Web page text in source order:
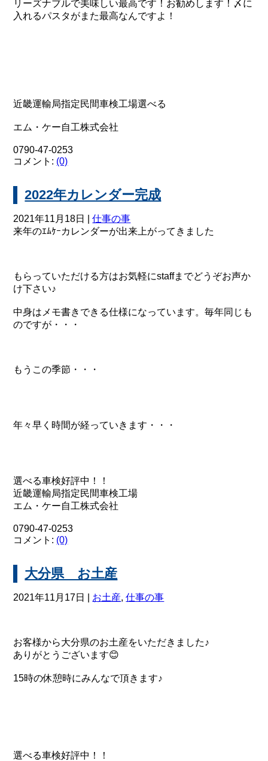
リーズナブルで美味しい最高です！お勧めします！〆に
入れるパスタがまた最高なんですよ！
近畿運輸局指定民間車検工場選べる
エム・ケー自工株式会社
0790-47-0253
コメント: (0)
2022年カレンダー完成
2021年11月18日 |仕事の事
来年のｴﾑｹｰカレンダーが出来上がってきました
もらっていただける方はお気軽にstaffまでどうぞお声か
け下さい♪
中身はメモ書きできる仕様になっています。毎年同じも
のですが・・・
もうこの季節・・・
年々早く時間が経っていきます・・・
選べる車検好評中！！
近畿運輸局指定民間車検工場
エム・ケー自工株式会社
0790-47-0253
コメント: (0)
大分県 お土産
2021年11月17日 | お土産,仕事の事
お客様から大分県のお土産をいただきました♪
ありがとうございます😊
15時の休憩時にみんなで頂きます♪
選べる車検好評中！！